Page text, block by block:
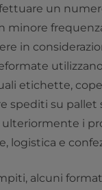
un
minore
in
etichette,
spediti su pallet
i
logistica e
alcuni